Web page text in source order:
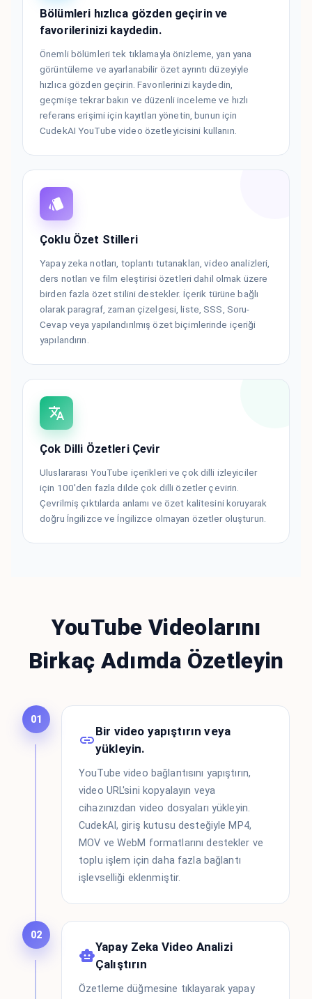
Bölümleri hızlıca gözden geçirin ve
favorilerinizi kaydedin.
Önemli bölümleri tek tıklamayla önizleme, yan yana
görüntüleme ve ayarlanabilir özet ayrıntı düzeyiyle
hızlıca gözden geçirin. Favorilerinizi kaydedin,
geçmişe tekrar bakın ve düzenli inceleme ve hızlı
referans erişimi için kayıtları yönetin, bunun için
CudekAI YouTube video özetleyicisini kullanın.
Çoklu Özet Stilleri
Yapay zeka notları, toplantı tutanakları, video analizleri,
ders notları ve film eleştirisi özetleri dahil olmak üzere
birden fazla özet stilini destekler. İçerik türüne bağlı
olarak paragraf, zaman çizelgesi, liste, SSS, Soru-
Cevap veya yapılandırılmış özet biçimlerinde içeriği
yapılandırın.
Çok Dilli Özetleri Çevir
Uluslararası YouTube içerikleri ve çok dilli izleyiciler
için 100'den fazla dilde çok dilli özetler çevirin.
Çevrilmiş çıktılarda anlamı ve özet kalitesini koruyarak
doğru İngilizce ve İngilizce olmayan özetler oluşturun.
YouTube Videolarını
Birkaç Adımda Özetleyin
01
Bir video yapıştırın veya
yükleyin.
YouTube video bağlantısını yapıştırın,
video URL'sini kopyalayın veya
cihazınızdan video dosyaları yükleyin.
CudekAI, giriş kutusu desteğiyle MP4,
MOV ve WebM formatlarını destekler ve
toplu işlem için daha fazla bağlantı
işlevselliği eklenmiştir.
02
Yapay Zeka Video Analizi
Çalıştırın
Özetleme düğmesine tıklayarak yapay